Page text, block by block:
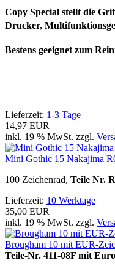
Copy Special stellt die
Drucker,
Bestens geeignet zum
Lieferzeit: 1-3 Tage
14,97 EUR
inkl. 19 % MwSt. zzgl.
Mini Gothic 15 Nakajima
100 Zeichenrad, Teile Nr.
Lieferzeit: 10 Werktage
35,00 EUR
inkl. 19 % MwSt. zzgl.
Brougham 10 mit EUR-
Teile-Nr. 411-08F mit